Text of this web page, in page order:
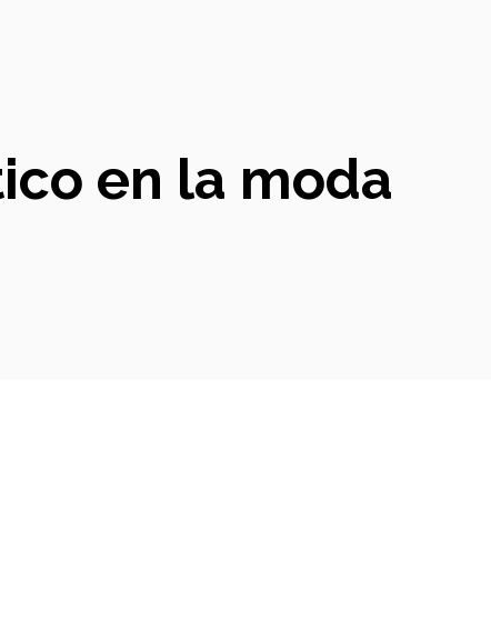
en la moda